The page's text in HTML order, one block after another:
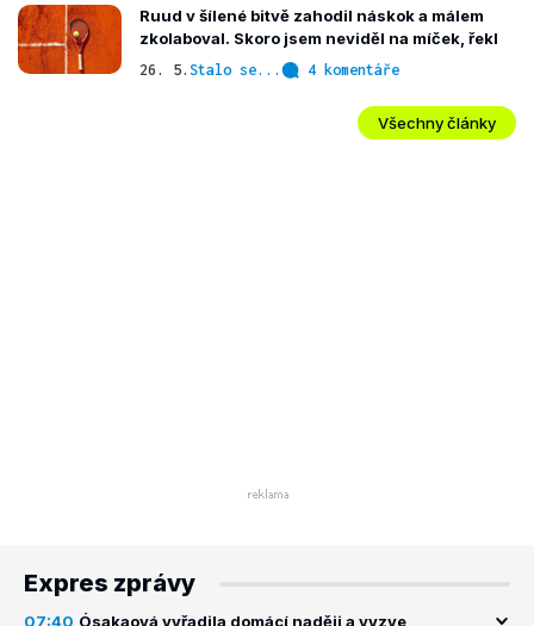
Ruud v šílené bitvě zahodil náskok a málem
zkolaboval. Skoro jsem neviděl na míček, řekl
26. 5. Stalo se... 4 komentáře
Všechny články
Expres zprávy
07:40 Ósakaová vyřadila domácí naději a vyzve